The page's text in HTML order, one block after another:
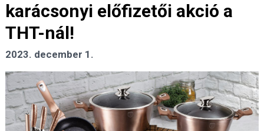
karácsonyi előfizetői akció a
THT-nál!
2023. december 1.